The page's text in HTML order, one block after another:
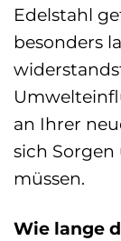
Edelstahl
besonders
an Ihrer
sich
müssen.
Wie lange